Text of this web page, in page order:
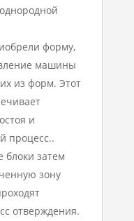
форму,
машины
из форм. Этот
и
процесс..
затем
зону
отверждения.